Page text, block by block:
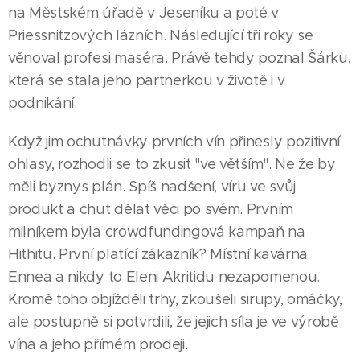
na Městském úřadě v Jeseníku a poté v
Priessnitzových lázních. Následující tři roky se
věnoval profesi maséra. Právě tehdy poznal Šárku,
která se stala jeho partnerkou v životě i v
podnikání.
Když jim ochutnávky prvních vín přinesly pozitivní
ohlasy, rozhodli se to zkusit "ve větším". Ne že by
měli byznys plán. Spíš nadšení, víru ve svůj
produkt a chuť dělat věci po svém. Prvním
milníkem byla crowdfundingová kampaň na
Hithitu. První platící zákazník? Místní kavárna
Ennea a nikdy to Eleni Akritidu nezapomenou.
Kromě toho objížděli trhy, zkoušeli sirupy, omáčky,
ale postupně si potvrdili, že jejich síla je ve výrobě
vína a jeho přímém prodeji.